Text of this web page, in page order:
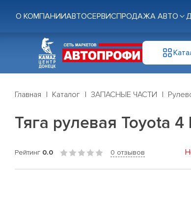
О КОМПАНИИАВТОСЕРВИСПРОДАЖА АВТО
Главная Каталог ЗАПАСНЫЕ ЧАСТИ
Тяга рулевая Toyota
Рейтинг 0.0 0 отзывов